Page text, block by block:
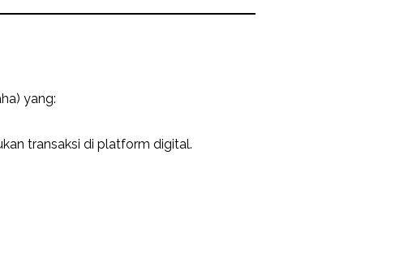
yang:
transaksi di platform digital.